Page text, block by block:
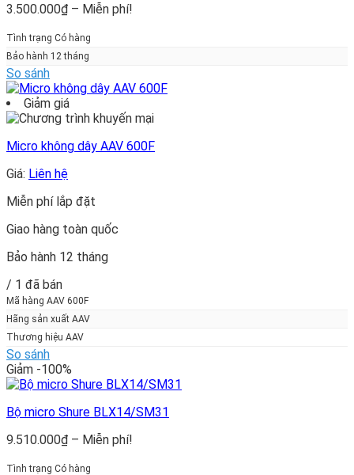
3.500.000₫ – Miễn phí!
Miễn
phí!
Tình trạng Có hàng
Bảo hành 12 tháng
So sánh
Giảm giá
Micro không dây AAV 600F
Giá: Liên hệ
Miễn phí lắp đặt
Giao hàng toàn quốc
Bảo hành 12 tháng
/ 1 đã bán
Mã hàng AAV 600F
Hãng sản xuất AAV
Thương hiệu AAV
So sánh
Giảm -100%
Bộ micro Shure BLX14/SM31
9.510.000₫ – Miễn phí!
Tình trạng Có hàng